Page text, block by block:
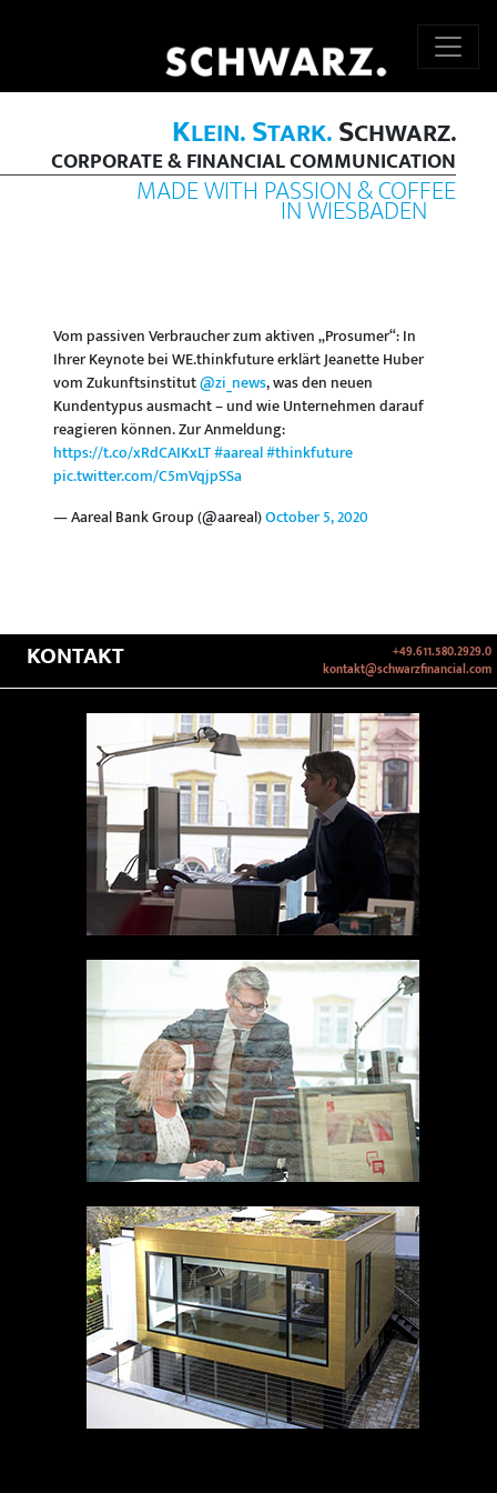
KLEIN.STARK.SCHWARZ.
CORPORATE & FINANCIAL COMMUNICATION
MADE WITH PASSION & COFFEE
IN WIESBADEN
Vom passiven Verbraucher zum aktiven „Prosumer“: In
Ihrer Keynote bei WE.thinkfuture erklärt Jeanette Huber
vom Zukunftsinstitut@zi_news, was den neuen
Kundentypus ausmacht – und wie Unternehmen darauf
reagieren können. Zur Anmeldung:
https://t.co/xRdCAIKxLT#aareal#thinkfuture
pic.twitter.com/C5mVqjpSSa
— Aareal Bank Group (@aareal)October 5, 2020
KONTAKT
+49.611.580.2929.0
kontakt@schwarzfinancial.com